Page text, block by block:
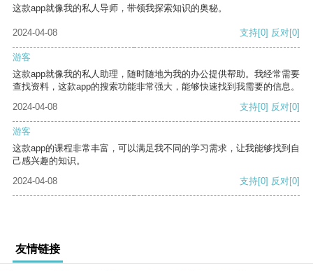
这款app就像我的私人导师，带领我探索知识的奥秘。
2024-04-08 支持[0] 反对[0]
游客
这款app就像我的私人助理，随时随地为我的办公提供帮助。我经常需要
查找资料，这款app的搜索功能非常强大，能够快速找到我需要的信息。
2024-04-08
支持[0] 反对[0]
游客
这款app的课程非常丰富，可以满足我不同的学习需求，让我能够找到自
己感兴趣的知识。
2024-04-08
支持[0] 反对[0]
友情链接